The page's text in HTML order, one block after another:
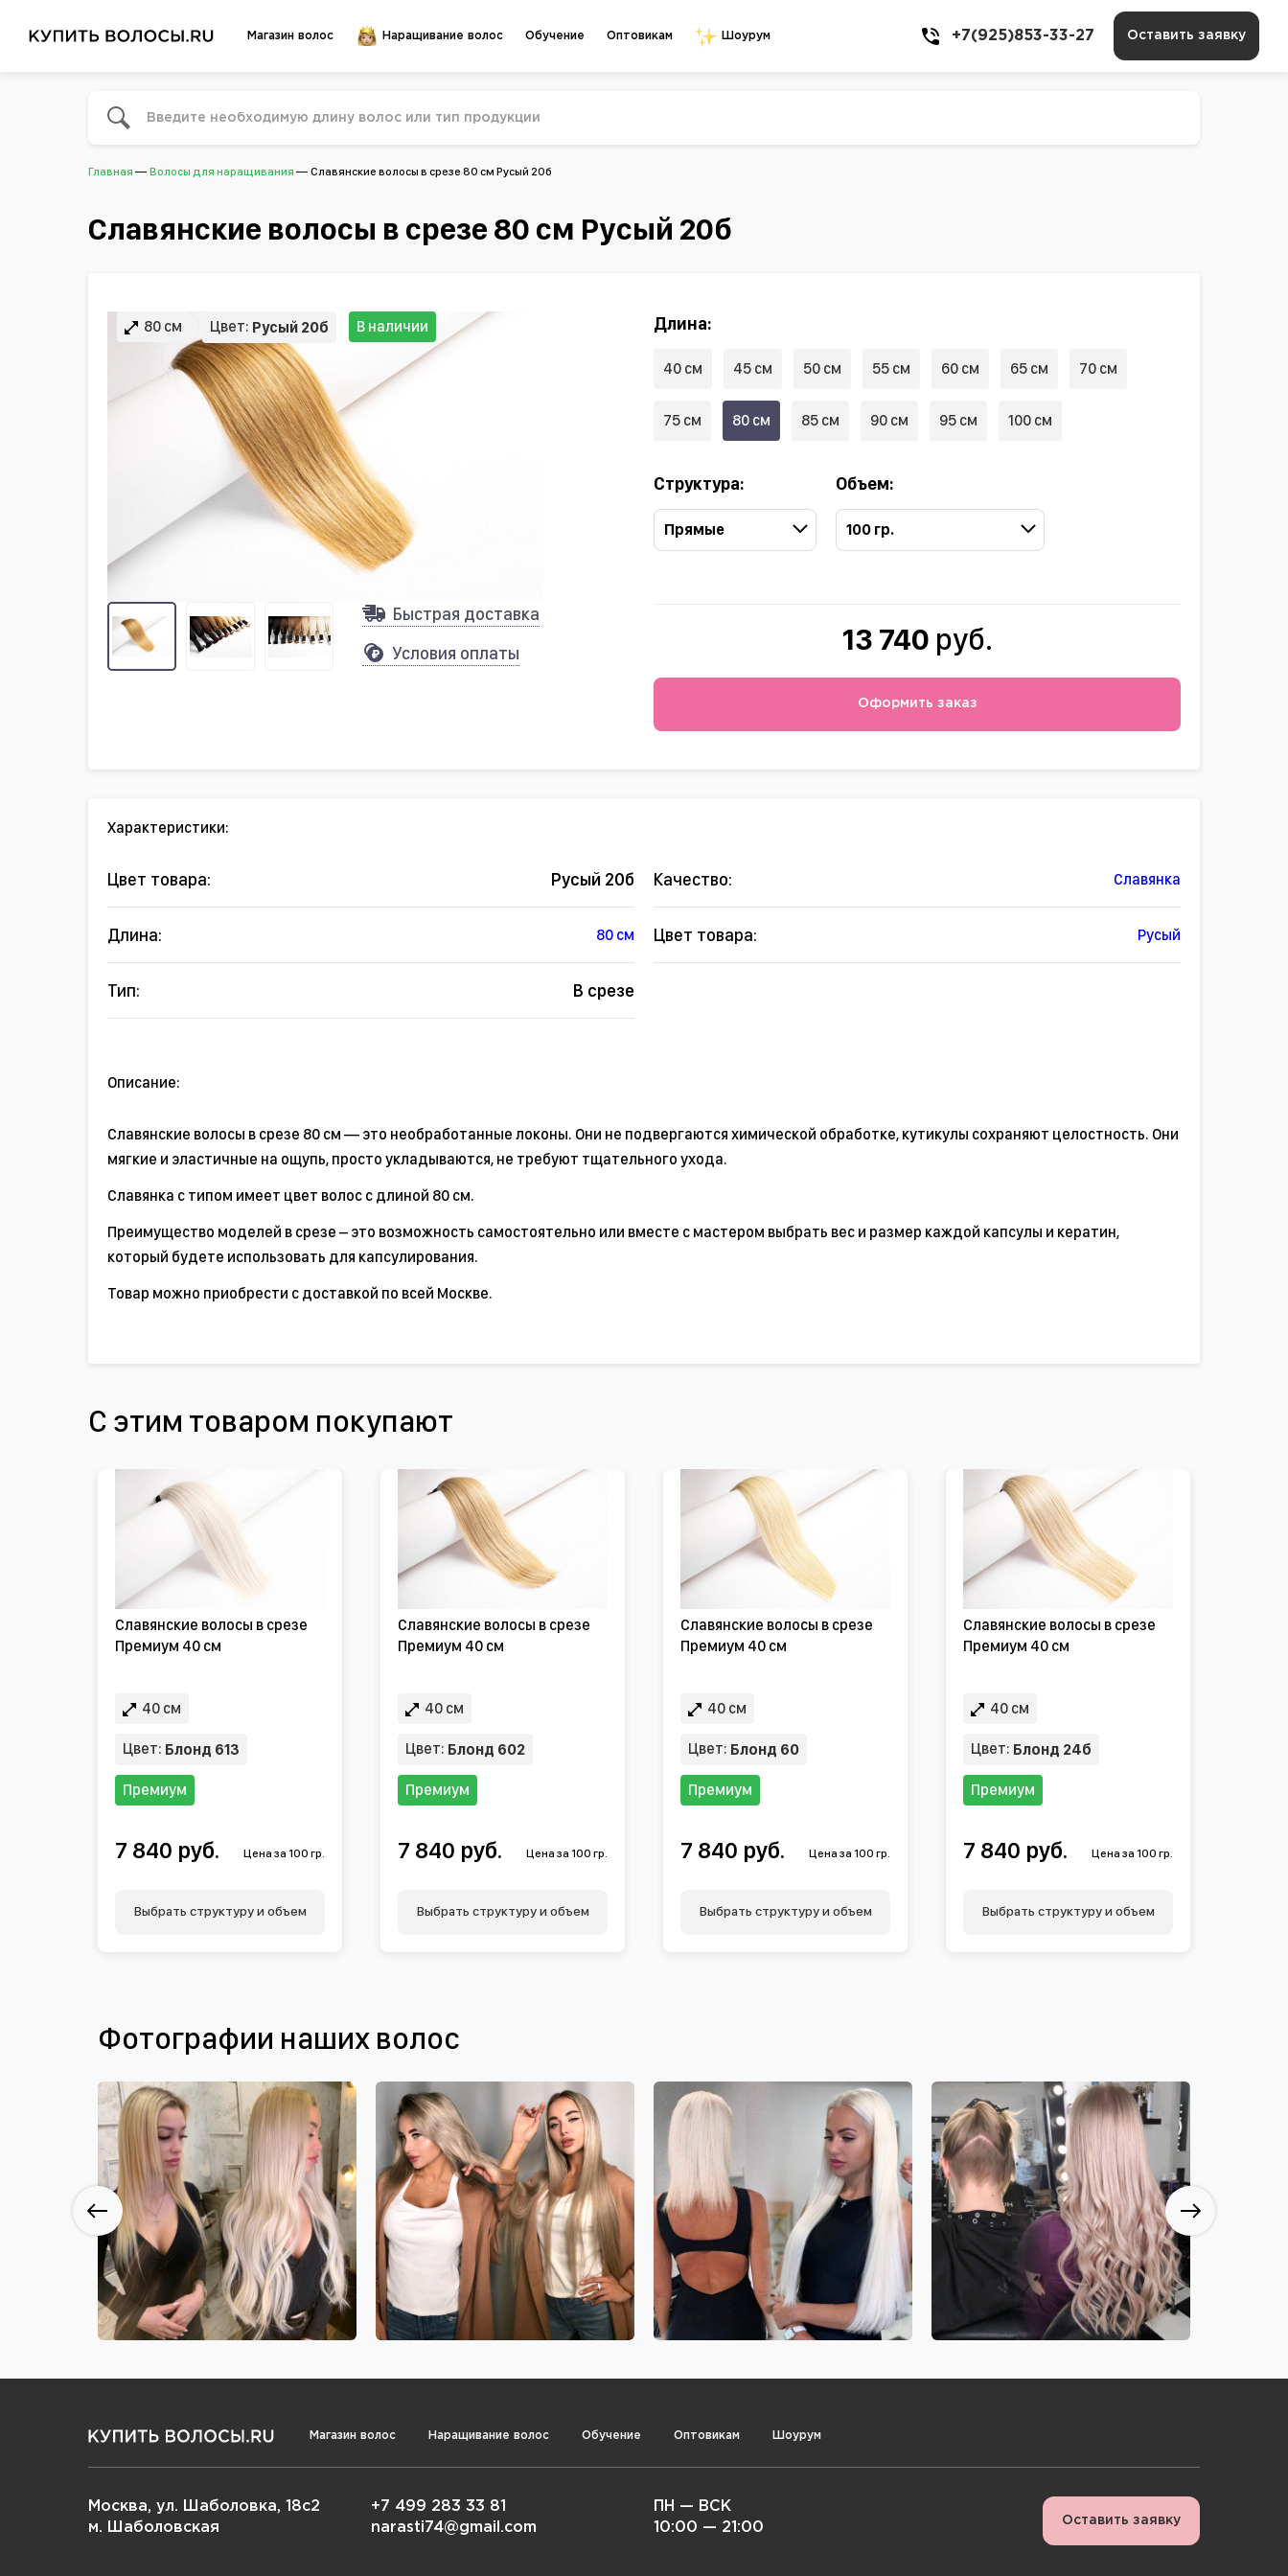
Магазин волос Наращивание волос Обучение Оптовикам Шоурум +7(925)853-33-27 Оставить заявку
Главная Волосы для наращивания Славянские волосы в срезе 80 см Русый 20б
Славянские волосы в срезе 80 см Русый 20б
80 см Цвет: Русый 20б В наличии
Быстрая доставка
Условия оплаты
Длина:
40 см 45 см 50 см 55 см 60 см 65 см 70 см
75 см 80 см 85 см 90 см 95 см 100 см
Структура:
Прямые
Объем:
100 гр.
13 740 руб.
Оформить заказ
Характеристики:
Цвет товара: Русый 20б Качество: Славянка
Длина: 80 см Цвет товара: Русый
Тип: В срезе
Описание:
Славянские волосы в срезе 80 см — это необработанные локоны. Они не подвергаются химической обработке, кутикулы сохраняют целостность. Они
мягкие и эластичные на ощупь, просто укладываются, не требуют тщательного ухода.
Славянка с типом имеет цвет волос с длиной 80 см.
Преимущество моделей в срезе – это возможность самостоятельно или вместе с мастером выбрать вес и размер каждой капсулы и кератин,
который будете использовать для капсулирования.
Товар можно приобрести с доставкой по всей Москве.
С этим товаром покупают
Славянские волосы в срезе
Премиум 40 см
40 см
Цвет: Блонд 613
Премиум
7 840 руб. Цена за 100 гр.
Выбрать структуру и объем
Славянские волосы в срезе
Премиум 40 см
40 см
Цвет: Блонд 602
Премиум
7 840 руб. Цена за 100 гр.
Выбрать структуру и объем
Славянские волосы в срезе
Премиум 40 см
40 см
Цвет: Блонд 60
Премиум
7 840 руб. Цена за 100 гр.
Выбрать структуру и объем
Славянские волосы в срезе
Премиум 40 см
40 см
Цвет: Блонд 24б
Премиум
7 840 руб. Цена за 100 гр.
Выбрать структуру и объем
Фотографии наших волос
Магазин волос Наращивание волос Обучение Оптовикам Шоурум
Москва, ул. Шаболовка, 18с2
м. Шаболовская
+7 499 283 33 81
narasti74@gmail.com
ПН — ВСК
10:00 — 21:00
Оставить заявку